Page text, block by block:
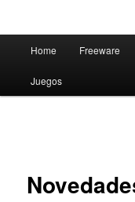
Skip
to
Home Freeware
Juegos